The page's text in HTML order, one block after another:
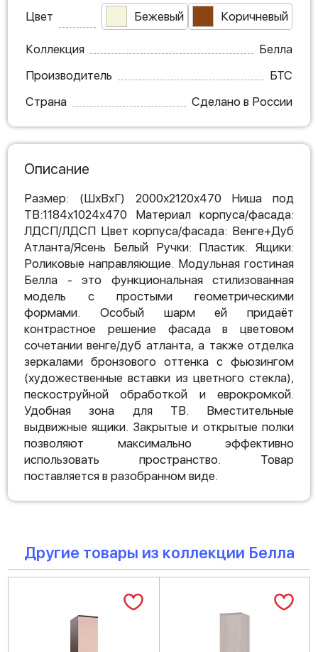
Цвет Бежевый Коричневый
Коллекция
Белла
Производитель
БТС
Страна
Сделано в России
Описание
Размер: (ШхВхГ) 2000х2120х470 Ниша под
ТВ:1184х1024х470 Материал корпуса/фасада:
ЛДСП/ЛДСП Цвет корпуса/фасада: Венге+Дуб
Атланта/Ясень Белый Ручки: Пластик. Ящики:
Роликовые направляющие. Модульная гостиная
Белла - это функциональная стилизованная
модель с простыми геометрическими
формами. Особый шарм ей придаёт
контрастное решение фасада в цветовом
сочетании венге/дуб атланта, а также отделка
зеркалами бронзового оттенка с фьюзингом
(художественные вставки из цветного стекла),
пескоструйной обработкой и еврокромкой.
Удобная зона для ТВ. Вместительные
выдвижные ящики. Закрытые и открытые полки
позволяют максимально эффективно
использовать пространство. Товар
поставляется в разобранном виде.
Другие товары из коллекции Белла